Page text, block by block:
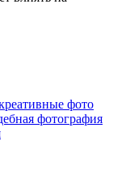
фото
фотография